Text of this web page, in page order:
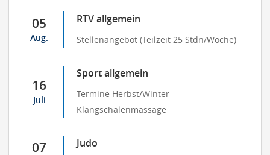
05
Aug.
RTV allgemein
Stellenangebot (Teilzeit 25 Stdn/Woche)
16
Juli
Sport allgemein
Termine Herbst/Winter
Klangschalenmassage
07 Judo